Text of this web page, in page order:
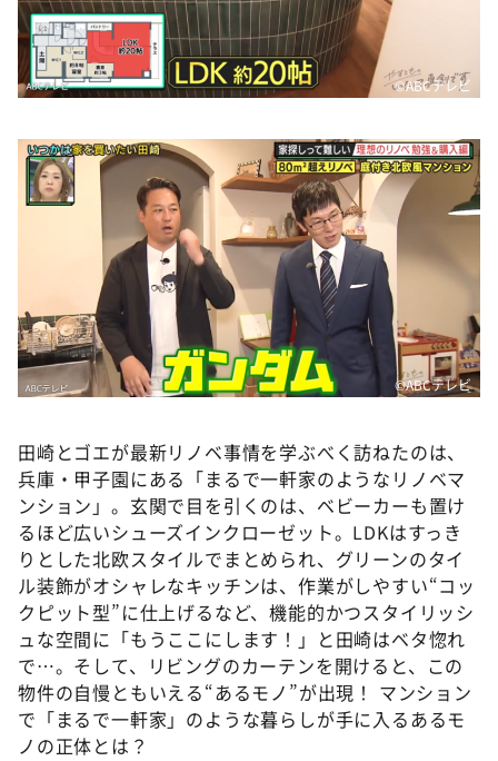
©️ABCテレビ
©️ABCテレビ
田崎とゴエが最新リノベ事情を学ぶべく訪ねたのは、
兵庫・甲子園にある「まるで一軒家のようなリノベマ
ンション」。玄関で目を引くのは、ベビーカーも置け
るほど広いシューズインクローゼット。LDKはすっき
りとした北欧スタイルでまとめられ、グリーンのタイ
ル装飾がオシャレなキッチンは、作業がしやすい“コッ
クピット型”に仕上げるなど、機能的かつスタイリッシ
ュな空間に「もうここにします！」と田崎はベタ惚れ
で…。そして、リビングのカーテンを開けると、この
物件の自慢ともいえる“あるモノ”が出現！ マンション
で「まるで一軒家」のような暮らしが手に入るあるモ
ノの正体とは？